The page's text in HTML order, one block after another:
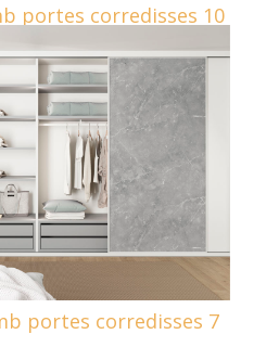
portes corredisses 10
portes corredisses 7